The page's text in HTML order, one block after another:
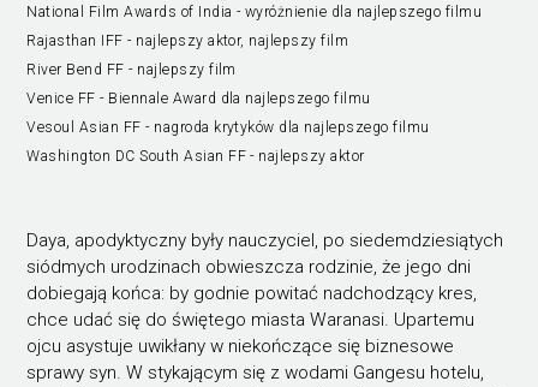
National Film Awards of India - wyróżnienie dla najlepszego filmu
Rajasthan IFF - najlepszy aktor, najlepszy film
River Bend FF - najlepszy film
Venice FF - Biennale Award dla najlepszego filmu
Vesoul Asian FF - nagroda krytyków dla najlepszego filmu
Washington DC South Asian FF - najlepszy aktor
Daya, apodyktyczny były nauczyciel, po siedemdziesiątych
siódmych urodzinach obwieszcza rodzinie, że jego dni
dobiegają końca: by godnie powitać nadchodzący kres,
chce udać się do świętego miasta Waranasi. Upartemu
ojcu asystuje uwikłany w niekończące się biznesowe
sprawy syn. W stykającym się z wodami Gangesu hotelu,